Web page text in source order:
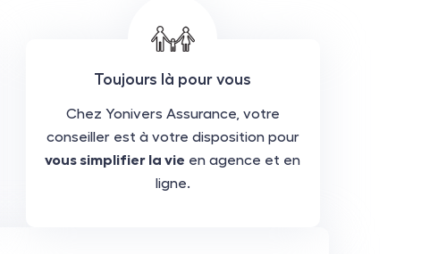
Toujours là pour vous
Chez Yonivers Assurance, votre
conseiller est à votre disposition pour
vous simplifier la vie en agence et en
ligne.